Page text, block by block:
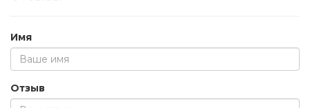
Имя
Отзыв